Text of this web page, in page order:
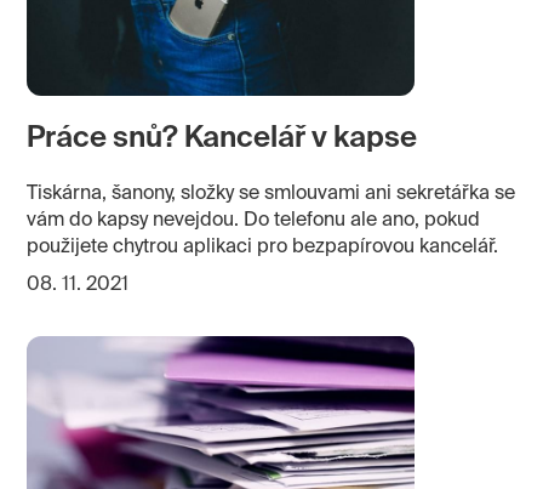
Práce snů? Kancelář v kapse
Tiskárna, šanony, složky se smlouvami ani sekretářka se
vám do kapsy nevejdou. Do telefonu ale ano, pokud
použijete chytrou aplikaci pro bezpapírovou kancelář.
08. 11. 2021